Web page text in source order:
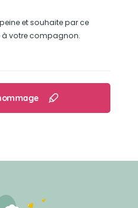
et manger
😂et souhaite par ce
votre compagnon.